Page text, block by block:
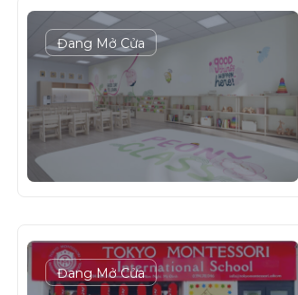
Đang Mở Cửa
Đang Mở Cửa